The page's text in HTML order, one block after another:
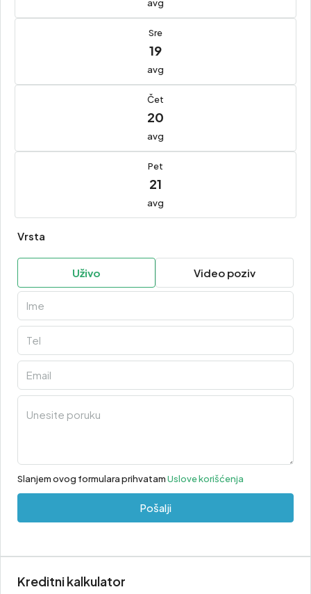
avg
Sre
19
avg
Čet
20
avg
Pet
21
avg
Vrsta
Uživo Video poziv
Slanjem ovog formulara prihvatamUslove korišćenja
Pošalji
Kreditni kalkulator